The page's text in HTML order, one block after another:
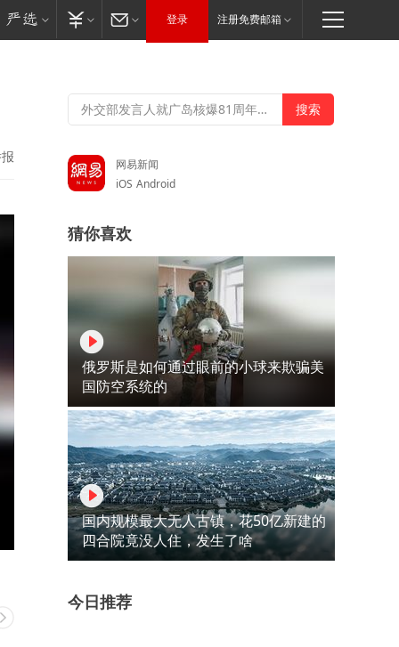
登录 注册免费邮箱
网易新闻
iOS Android
猜你喜欢
俄罗斯是如何通过眼前的小球来欺骗美
国防空系统的
国内规模最大无人古镇，花50亿新建的
四合院竟没人住，发生了啥
今日推荐